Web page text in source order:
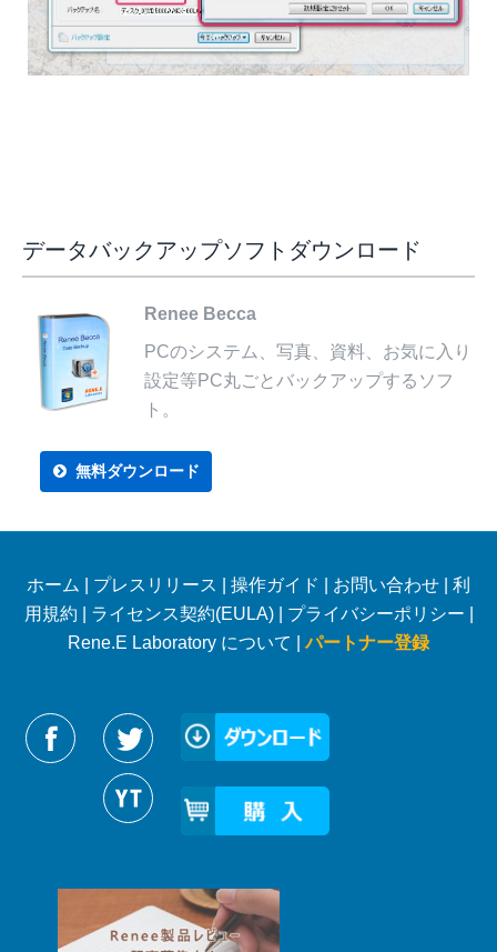
データバックアップソフトダウンロード
Renee Becca
PCのシステム、写真、資料、お気に入り
設定等PC丸ごとバックアップするソフ
ト。
無料ダウンロード
ホーム プレスリリース 操作ガイド お問い合わせ
利
用規約
ライセンス契約(EULA)| プライバシーポリシー
Rene.E Laboratory について |パートナー登録
Reneelabをフォローする